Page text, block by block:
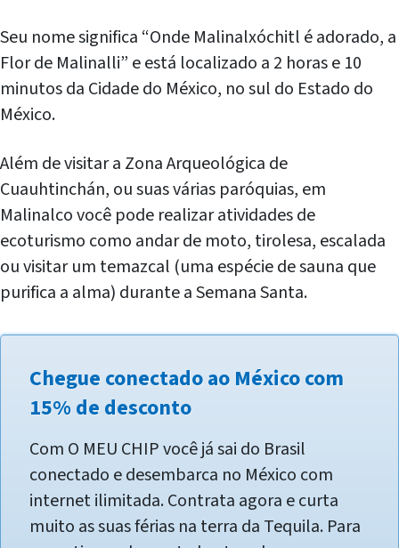
Seu nome significa “Onde Malinalxóchitl é adorado, a
Flor de Malinalli” e está localizado a 2 horas e 10
minutos da Cidade do México, no sul do Estado do
México.
Além de visitar a Zona Arqueológica de
Cuauhtinchán, ou suas várias paróquias, em
Malinalco você pode realizar atividades de
ecoturismo como andar de moto, tirolesa, escalada
ou visitar um temazcal (uma espécie de sauna que
purifica a alma) durante a Semana Santa.
Chegue conectado ao México com
15% de desconto
Com O MEU CHIP você já sai do Brasil
conectado e desembarca no México com
internet ilimitada. Contrata agora e curta
muito as suas férias na terra da Tequila. Para